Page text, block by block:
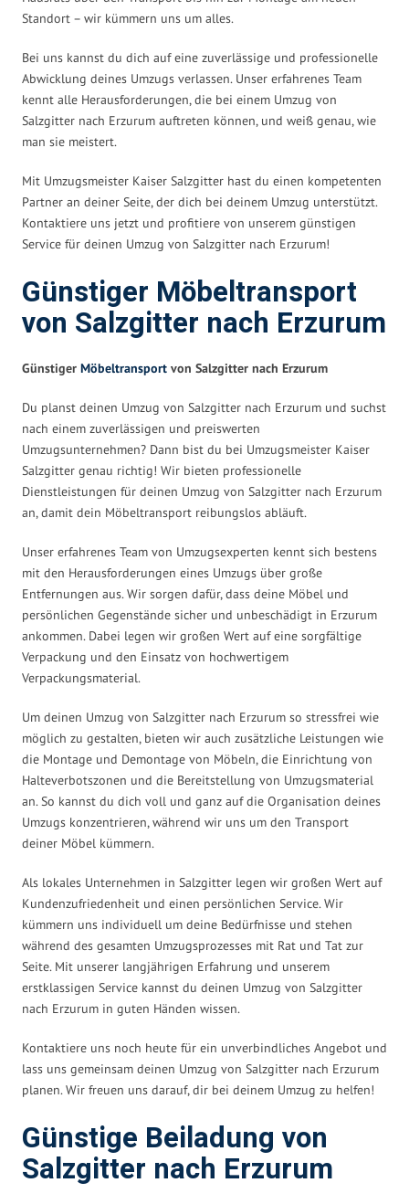
Standort – wir kümmern uns um alles.
Bei uns kannst du dich auf eine zuverlässige und professionelle
Abwicklung deines Umzugs verlassen. Unser erfahrenes Team
kennt alle Herausforderungen, die bei einem Umzug von
Salzgitter nach Erzurum auftreten können, und weiß genau, wie
man sie meistert.
Mit Umzugsmeister Kaiser Salzgitter hast du einen kompetenten
Partner an deiner Seite, der dich bei deinem Umzug unterstützt.
Kontaktiere uns jetzt und profitiere von unserem günstigen
Service für deinen Umzug von Salzgitter nach Erzurum!
Günstiger Möbeltransport
von Salzgitter nach Erzurum
Günstiger Möbeltransport von Salzgitter nach Erzurum
Du planst deinen Umzug von Salzgitter nach Erzurum und suchst
nach einem zuverlässigen und preiswerten
Umzugsunternehmen? Dann bist du bei Umzugsmeister Kaiser
Salzgitter genau richtig! Wir bieten professionelle
Dienstleistungen für deinen Umzug von Salzgitter nach Erzurum
an, damit dein Möbeltransport reibungslos abläuft.
Unser erfahrenes Team von Umzugsexperten kennt sich bestens
mit den Herausforderungen eines Umzugs über große
Entfernungen aus. Wir sorgen dafür, dass deine Möbel und
persönlichen Gegenstände sicher und unbeschädigt in Erzurum
ankommen. Dabei legen wir großen Wert auf eine sorgfältige
Verpackung und den Einsatz von hochwertigem
Verpackungsmaterial.
Um deinen Umzug von Salzgitter nach Erzurum so stressfrei wie
möglich zu gestalten, bieten wir auch zusätzliche Leistungen wie
die Montage und Demontage von Möbeln, die Einrichtung von
Halteverbotszonen und die Bereitstellung von Umzugsmaterial
an. So kannst du dich voll und ganz auf die Organisation deines
Umzugs konzentrieren, während wir uns um den Transport
deiner Möbel kümmern.
Als lokales Unternehmen in Salzgitter legen wir großen Wert auf
Kundenzufriedenheit und einen persönlichen Service. Wir
kümmern uns individuell um deine Bedürfnisse und stehen
während des gesamten Umzugsprozesses mit Rat und Tat zur
Seite. Mit unserer langjährigen Erfahrung und unserem
erstklassigen Service kannst du deinen Umzug von Salzgitter
nach Erzurum in guten Händen wissen.
Kontaktiere uns noch heute für ein unverbindliches Angebot und
lass uns gemeinsam deinen Umzug von Salzgitter nach Erzurum
planen. Wir freuen uns darauf, dir bei deinem Umzug zu helfen!
Günstige Beiladung von
Salzgitter nach Erzurum